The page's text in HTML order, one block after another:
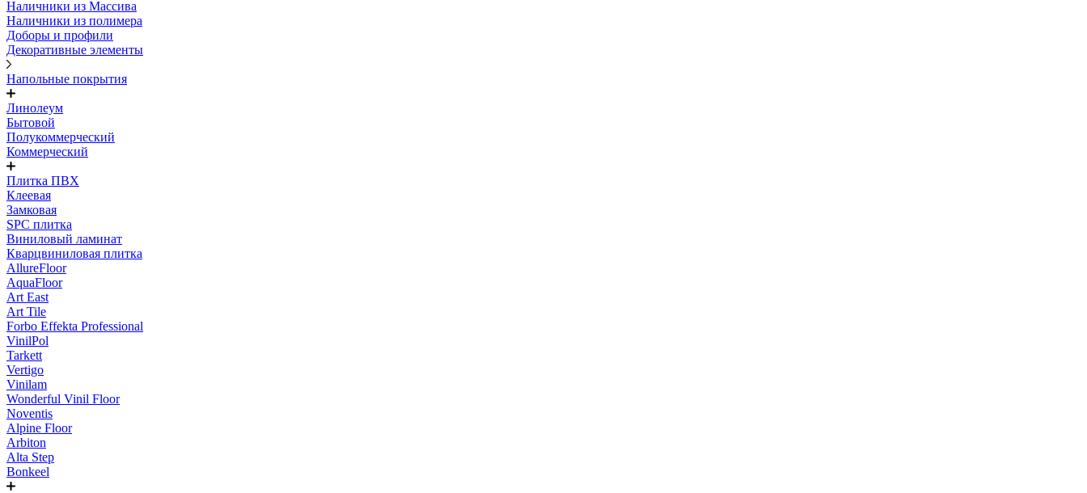
Наличники из Массива
Наличники из полимера
Доборы и профили
Декоративные элементы
Напольные покрытия
Линолеум
Бытовой
Полукоммерческий
Коммерческий
Плитка ПВХ
Клеевая
Замковая
SPC плитка
Виниловый ламинат
Кварцвиниловая плитка
AllureFloor
AquaFloor
Art East
Art Tile
Forbo Effekta Professional
VinilPol
Tarkett
Vertigo
Vinilam
Wonderful Vinil Floor
Noventis
Alpine Floor
Arbiton
Alta Step
Bonkeel